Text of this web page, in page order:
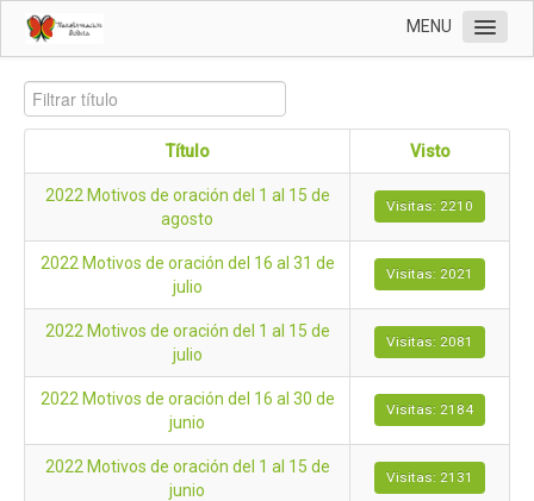
MENU
Inicio
Nosotros
Voz de convocatoria
Motivos de oración
PTC
Título Visto
2022 Motivos de oración del 1 al 15 de
agosto
Visitas: 2210
2022 Motivos de oración del 16 al 31 de
julio
Visitas: 2021
2022 Motivos de oración del 1 al 15 de
julio
Visitas: 2081
2022 Motivos de oración del 16 al 30 de
junio
Visitas: 2184
2022 Motivos de oración del 1 al 15 de
junio
Visitas: 2131